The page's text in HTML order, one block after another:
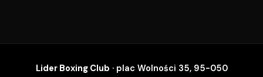
SZYBKI ZAPIS
Lider Boxing Club · plac Wolności 35, 95-050